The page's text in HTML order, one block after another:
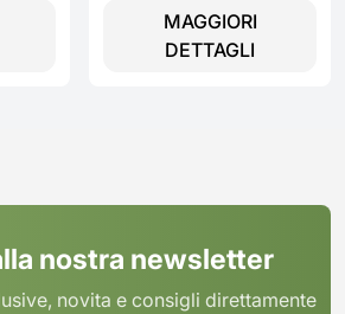
MAGGIORI
DETTAGLI
nostra newsletter
novita e consigli direttamente